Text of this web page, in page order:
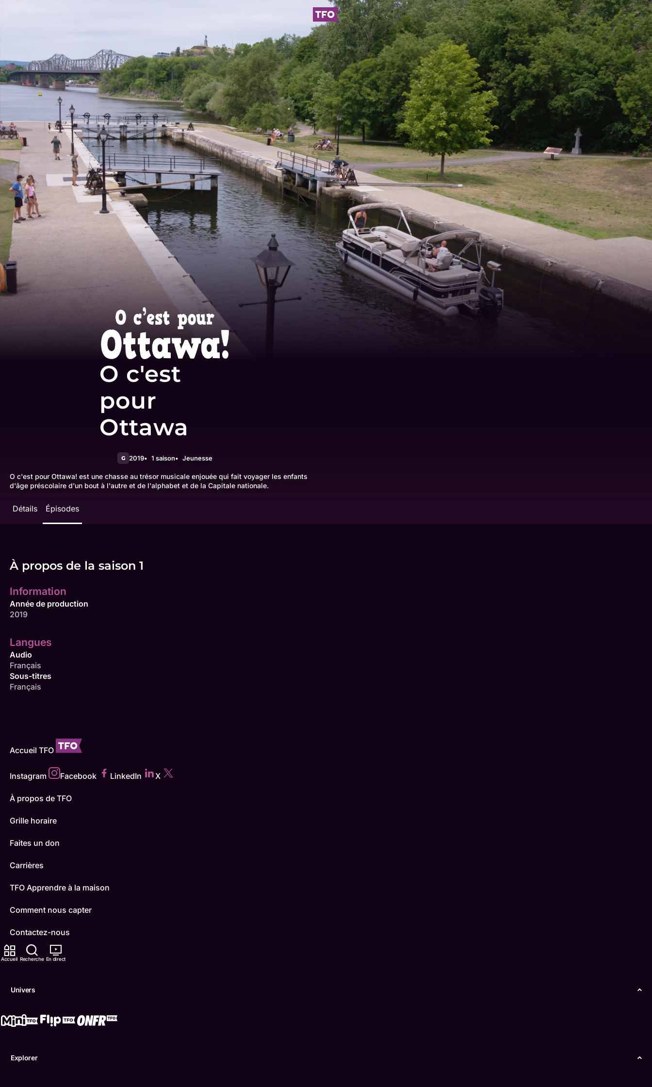
Accueil Recherche En direct
Univers
Explorer
O c'est
pour
Ottawa
G 2019 1 saison Jeunesse
O c'est pour Ottawa! est une chasse au trésor musicale enjouée qui fait voyager les enfants
d'âge préscolaire d'un bout à l'autre et de l'alphabet et de la Capitale nationale.
Détails Épisodes
À propos de la saison 1
Information
Année de production
2019
Langues
Audio
Français
Sous-titres
Français
Accueil TFO
Instagram Facebook LinkedIn X
À propos de TFO
Grille horaire
Faites un don
Carrières
TFO Apprendre à la maison
Comment nous capter
Contactez-nous
ONFR
Conditions d'utilisation